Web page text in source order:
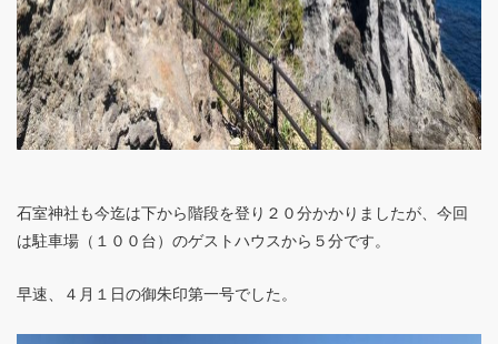
石室神社も今迄は下から階段を登り２０分かかりましたが、今回
は駐車場（１００台）のゲストハウスから５分です。
早速、４月１日の御朱印第一号でした。